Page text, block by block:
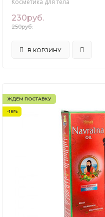
Косметика для тела
230руб.
250руб.
В КОРЗИНУ
ЖДЕМ ПОСТАВКУ
-18%